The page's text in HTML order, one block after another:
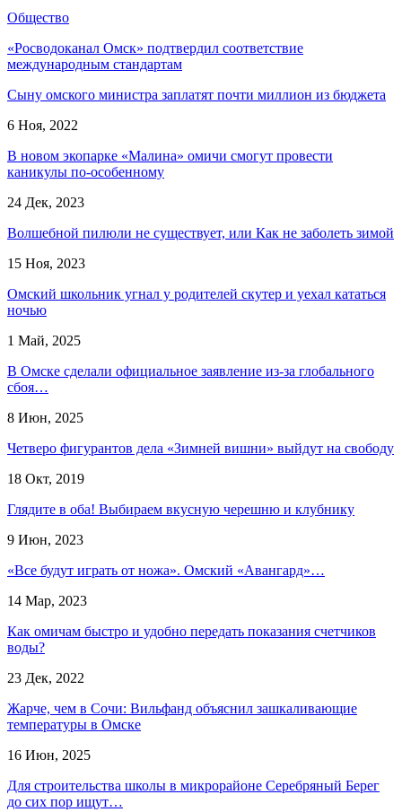
Общество
«Росводоканал Омск» подтвердил соответствие
международным стандартам
Сыну омского министра заплатят почти миллион из бюджета
6 Ноя, 2022
В новом экопарке «Малина» омичи смогут провести
каникулы по-особенному
24 Дек, 2023
Волшебной пилюли не существует, или Как не заболеть зимой
15 Ноя, 2023
Омский школьник угнал у родителей скутер и уехал кататься
ночью
1 Май, 2025
В Омске сделали официальное заявление из-за глобального
сбоя…
8 Июн, 2025
Четверо фигурантов дела «Зимней вишни» выйдут на свободу
18 Окт, 2019
Глядите в оба! Выбираем вкусную черешню и клубнику
9 Июн, 2023
«Все будут играть от ножа». Омский «Авангард»…
14 Мар, 2023
Как омичам быстро и удобно передать показания счетчиков
воды?
23 Дек, 2022
Жарче, чем в Сочи: Вильфанд объяснил зашкаливающие
температуры в Омске
16 Июн, 2025
Для строительства школы в микрорайоне Серебряный Берег
до сих пор ищут…